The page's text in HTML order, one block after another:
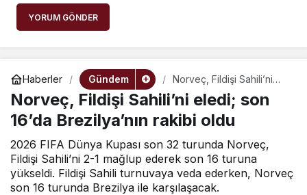
YORUM GÖNDER
Haberler Gündem
Norveç, Fildişi Sahili’ni
eledi; son 16’da
Brezilya’nın rakibi oldu
Norveç, Fildişi Sahili’ni eledi; son
16’da Brezilya’nın rakibi oldu
2026 FIFA Dünya Kupası son 32 turunda Norveç,
Fildişi Sahili’ni 2-1 mağlup ederek son 16 turuna
yükseldi. Fildişi Sahili turnuvaya veda ederken, Norveç
son 16 turunda Brezilya ile karşılaşacak.